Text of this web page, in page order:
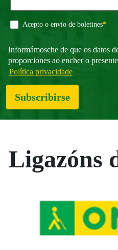
Acepto o envío de boletines*
Informámosche de que os datos
proporciones ao encher o
Política privacidade
Subscribirse
Ligazóns